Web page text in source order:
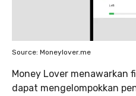
Source: Moneylover.me
Money Lover menawarkan
dapat mengelompokkan